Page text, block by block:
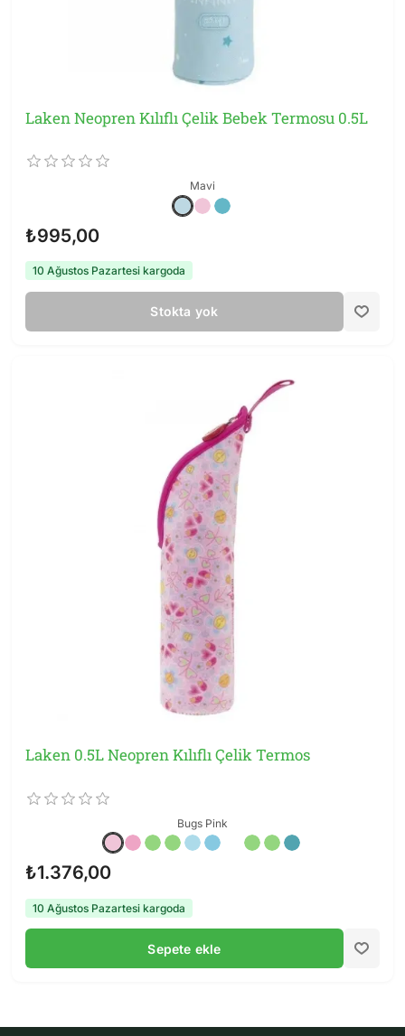
Laken Neopren Kılıflı Çelik Bebek Termosu 0.5L
Mavi
₺995,00
10 Ağustos Pazartesi kargoda
Stokta yok
Laken 0.5L Neopren Kılıflı Çelik Termos
Bugs Pink
₺1.376,00
10 Ağustos Pazartesi kargoda
Sepete ekle